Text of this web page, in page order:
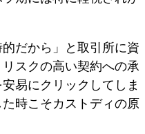
だから」と取引所に資
スクの高い契約への承
易にクリックしてしま
時こそカストディの原